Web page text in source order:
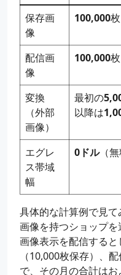
保存画
像
100,000
配信画
像
100,000
変換
（外部
画像）
最初の
以降は
エグレ
ス帯域
幅
0ドル（無
具体的な計算例で見て
画像を持つショップ
画像表示を配信する
（10,000枚保存）、
で、その月の合計はお